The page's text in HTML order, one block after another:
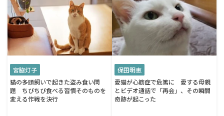
宮脇灯子
猫の多頭飼いで起きた盗み食い問
題 ちびちび食べる習慣そのものを
変える作戦を決行
保田明恵
愛猫が心筋症で危篤に 愛する母親
とビデオ通話で「再会」、その瞬間
奇跡が起こった